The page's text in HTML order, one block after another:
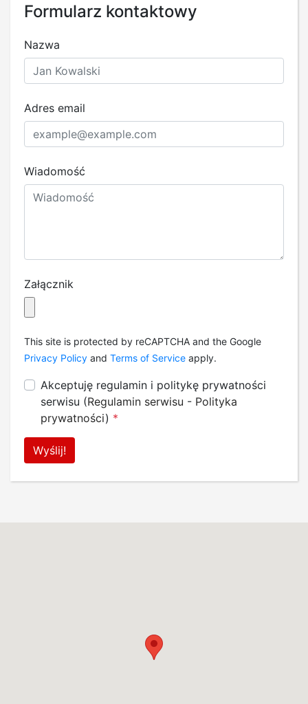
Formularz kontaktowy
Nazwa
Adres email
Wiadomość
Załącznik
This site is protected by reCAPTCHA and the Google
Privacy Policy and Terms of Service apply.
Akceptuję regulamin i politykę prywatności
serwisu (Regulamin serwisu - Polityka
prywatności) *